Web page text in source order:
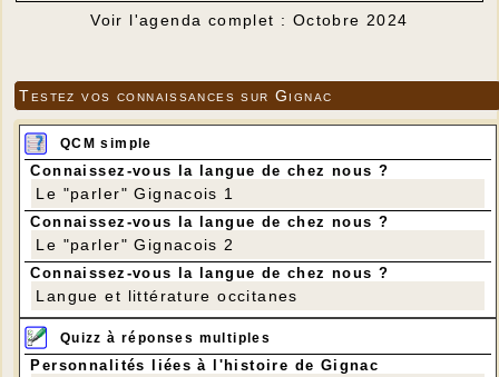
Voir l'agenda complet : Octobre 2024
Testez vos connaissances sur Gignac
QCM simple
Connaissez-vous la langue de chez nous ?
Le "parler" Gignacois 1
Connaissez-vous la langue de chez nous ?
Le "parler" Gignacois 2
Connaissez-vous la langue de chez nous ?
Langue et littérature occitanes
Quizz à réponses multiples
Personnalités liées à l'histoire de Gignac